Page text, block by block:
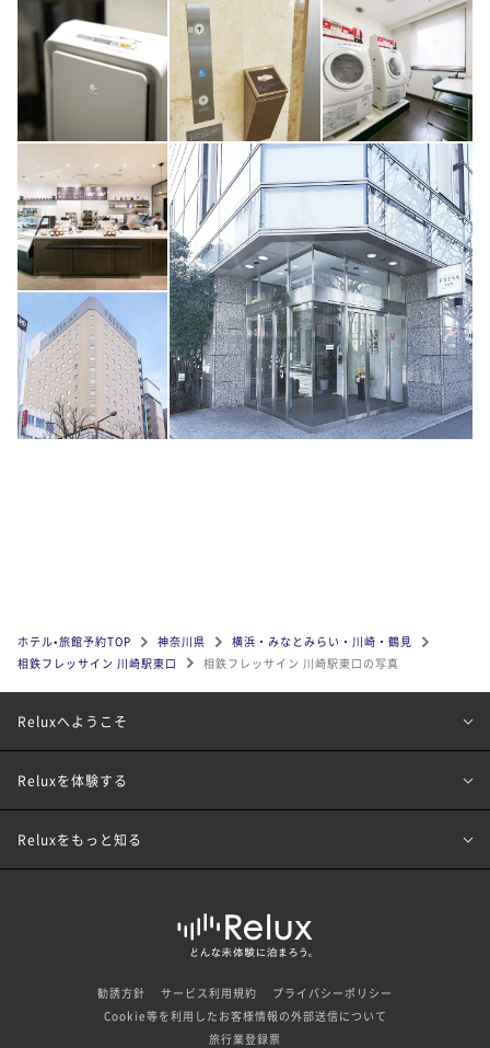
ホテル•旅館予約TOP 神奈川県
横浜・みなとみらい・川崎・鶴見
相鉄フレッサイン 川崎駅東口
相鉄フレッサイン 川崎駅東口の写真
Reluxへようこそ
Reluxを体験する
Reluxをもっと知る
勧誘方針 サービス利用規約
プライバシーポリシー
Cookie等を利用したお客様情報の外部送信について
旅行業登録票